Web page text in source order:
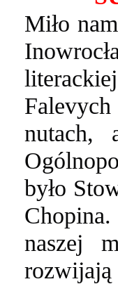
Miło
nutach,
było
naszej
rozwijają